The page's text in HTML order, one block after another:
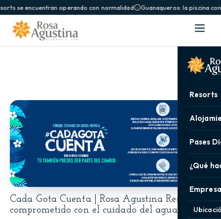
se encuentran operando con normalidad Guanaqueros: la piscina
Resorts
Pases
¿Qué
Cada Gota Cuenta | Rosa Agustina Resort
comprometido con el cuidado del agua